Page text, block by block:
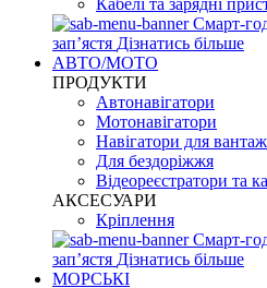
Смарт-
запʼястя Дізнатись більше
АВТО/МОТО
ПРОДУКТИ
Автонавігатори
Мотонавігатори
Навігатори для
Для бездоріжжя
Відеореєстратори та
АКСЕСУАРИ
Кріплення
Смарт-
запʼястя Дізнатись більше
МОРСЬКІ